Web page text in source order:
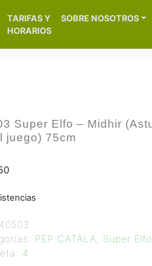
TARIFAS Y
HORARIOS
SOBRE NOSOTROS
Super Elfo – Midhir
juego) 75cm
40503
PEP CATALA, Super
4